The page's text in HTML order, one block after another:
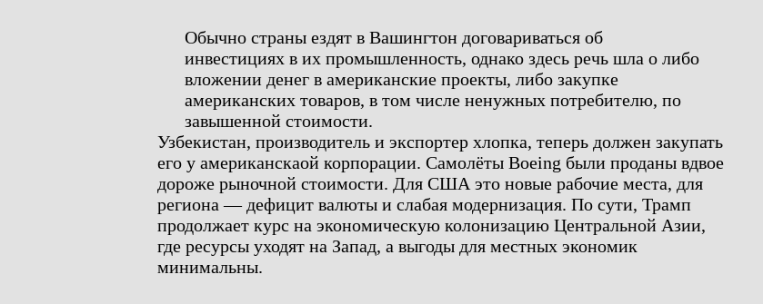
Обычно страны ездят в Вашингтон договариваться об
инвестициях в их промышленность, однако здесь речь шла о либо
вложении денег в американские проекты, либо закупке
американских товаров, в том числе ненужных потребителю, по
завышенной стоимости.
Узбекистан, производитель и экспортер хлопка, теперь должен закупать
его у американскаой корпорации. Самолёты Boeing были проданы вдвое
дороже рыночной стоимости. Для США это новые рабочие места, для
региона — дефицит валюты и слабая модернизация. По сути, Трамп
продолжает курс на экономическую колонизацию Центральной Азии,
где ресурсы уходят на Запад, а выгоды для местных экономик
минимальны.